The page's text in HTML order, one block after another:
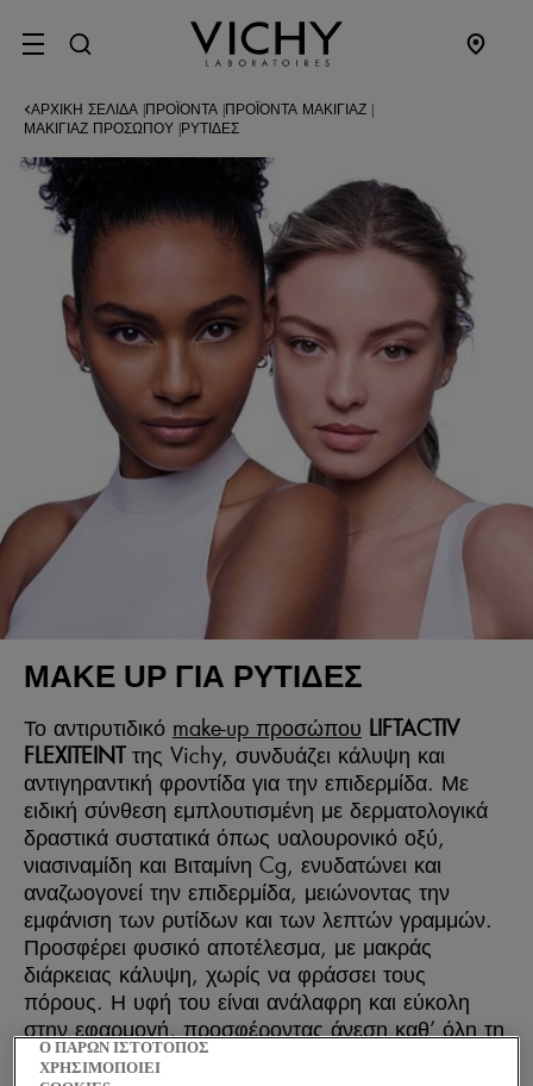
SITE MENU
ΑΡΧΙΚΉ ΣΕΛΊΔΑ ΠΡΟΪΌΝΤΑ ΠΡΟΪΌΝΤΑ ΜΑΚΙΓΙΆΖ
ΜΑΚΙΓΙΆΖ ΠΡΟΣΏΠΟΥ ΡΥΤΊΔΕΣ
MAKE UP ΓΙΑ ΡΥΤΙΔΕΣ
Το αντιρυτιδικό make-up προσώπου LIFTACTIV
FLEXITEINTτης Vichy, συνδυάζει κάλυψη και
αντιγηραντική φροντίδα για την επιδερμίδα. Με
ειδική σύνθεση εμπλουτισμένη με δερματολογικά
δραστικά συστατικά όπως υαλουρονικό οξύ,
νιασιναμίδη και Βιταμίνη Cg, ενυδατώνει και
αναζωογονεί την επιδερμίδα, μειώνοντας την
εμφάνιση των ρυτίδων και των λεπτών γραμμών.
Προσφέρει φυσικό αποτέλεσμα, με μακράς
διάρκειας κάλυψη, χωρίς να φράσσει τους
πόρους. Η υφή του είναι ανάλαφρη και εύκολη
στην εφαρμογή, προσφέροντας άνεση καθ’ όλη τη
διάρκεια της ημέρας. Ειδικά σχεδιασμένο για να
Ο ΠΑΡΩΝ ΙΣΤΟΤΟΠΟΣ
ΧΡΗΣΙΜΟΠΟΙΕΙ